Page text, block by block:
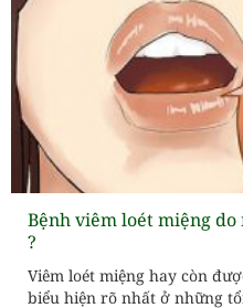
Bệnh viêm loét miệng
?
Viêm loét miệng hay còn
biểu hiện rõ nhất ở những